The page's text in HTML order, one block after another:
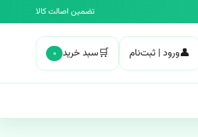
تضمین اصالت کالا
👤ورود | ثبت‌نام 🛒سبد خرید ۰